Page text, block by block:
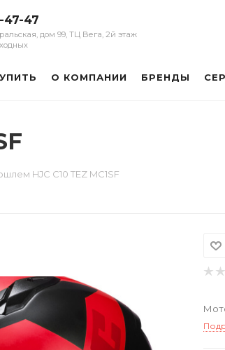
47-47
дом 99, ТЦ Вега, 2й этаж
О КОМПАНИИ БРЕНДЫ
HJC C10 TEZ MC1SF